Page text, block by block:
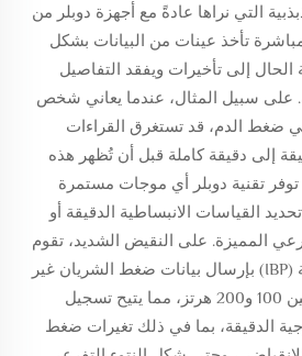
التي نراها عادةً مع أجهزة دوبلر من
تأخذ عينات من البيانات بشكل
إلى تأخيرات ويفقد التفاصيل
على سبيل المثال، عندما يعاني شخص
ضغط الدم، قد تستغرق القراءات
إلى دقيقة كاملة قبل أن تُظهر هذه
توفر تقنية دوبلر أي موجات مستمرة
القياسات الانبساطية الدقيقة أو
المميزة. على النقيض الشديد، تقوم
مراقبة ضغط الدم الغازية (IBP) بإرسال بيانات ضغط الشريان غير
معالجة بترددات تتراوح بين 100 و200 هرتز، مما يتيح تسجيل
الدقيقة، بما في ذلك تغيرات ضغط